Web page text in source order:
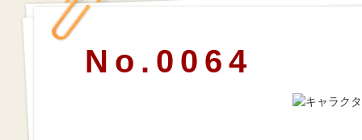
No.0064